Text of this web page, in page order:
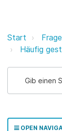
Wie
Start
Häufig
OPEN